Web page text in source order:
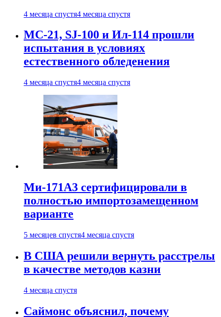
4 месяца спустя4 месяца спустя
МС-21, SJ-100 и Ил-114 прошли
испытания в условиях
естественного обледенения
4 месяца спустя4 месяца спустя
Ми-171А3 сертифицировали в
полностью импортозамещенном
варианте
5 месяцев спустя4 месяца спустя
В США решили вернуть расстрелы
в качестве методов казни
4 месяца спустя
Саймонс объяснил, почему